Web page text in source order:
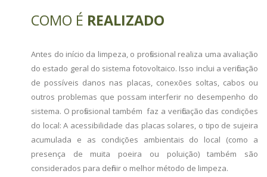
COMO É REALIZADO
Antes do início da limpeza, o profissional realiza uma avaliação
do estado geral do sistema fotovoltaico. Isso inclui a verificação
de possíveis danos nas placas, conexões soltas, cabos ou
outros problemas que possam interferir no desempenho do
sistema. O profissional também faz a verificação das condições
do local: A acessibilidade das placas solares, o tipo de sujeira
acumulada e as condições ambientais do local (como a
presença de muita poeira ou poluição) também são
considerados para definir o melhor método de limpeza.